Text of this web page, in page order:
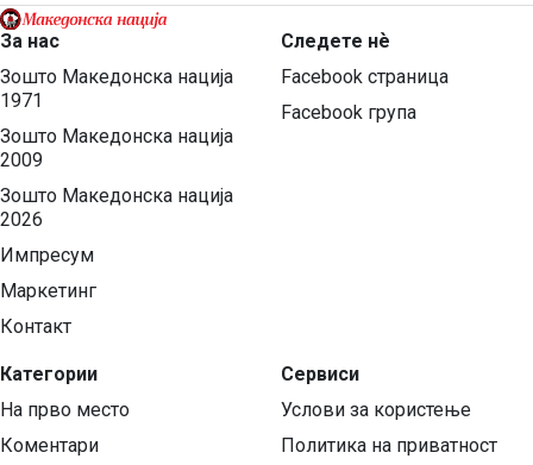
За нас
Зошто Македонска нација
1971
Зошто Македонска нација
2009
Зошто Македонска нација
2026
Импресум
Маркетинг
Контакт
Категории
На прво место
Коментари
Следете нѐ
Facebook страница
Facebook група
Сервиси
Услови за користење
Политика на приватност